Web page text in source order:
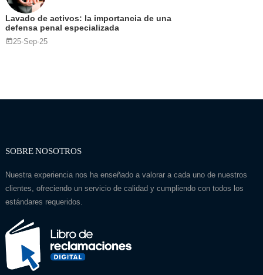
Lavado de activos: la importancia de una
defensa penal especializada
25-Sep-25
SOBRE NOSOTROS
Nuestra experiencia nos ha enseñado a valorar a cada uno de nuestros
clientes, ofreciendo un servicio de calidad y cumpliendo con todos los
estándares requeridos.